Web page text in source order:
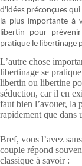
d'idées préconçues
la plus importante à
libertin pour
pratique le libertinage
L’autre chose
libertinage se
libertin ou libertine
séduction, car il en
faut bien l’avouer, la
rapidement que dans
Bref, vous l’avez
couple répond
classique à savoir :